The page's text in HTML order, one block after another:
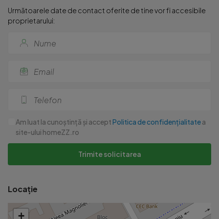
Următoarele date de contact oferite de tine vor fi accesibile
proprietarului:
Am luat la cunoștință și acceptPolitica de confidențialitatea
site-ului homeZZ.ro
Trimite solicitarea
Locație
+